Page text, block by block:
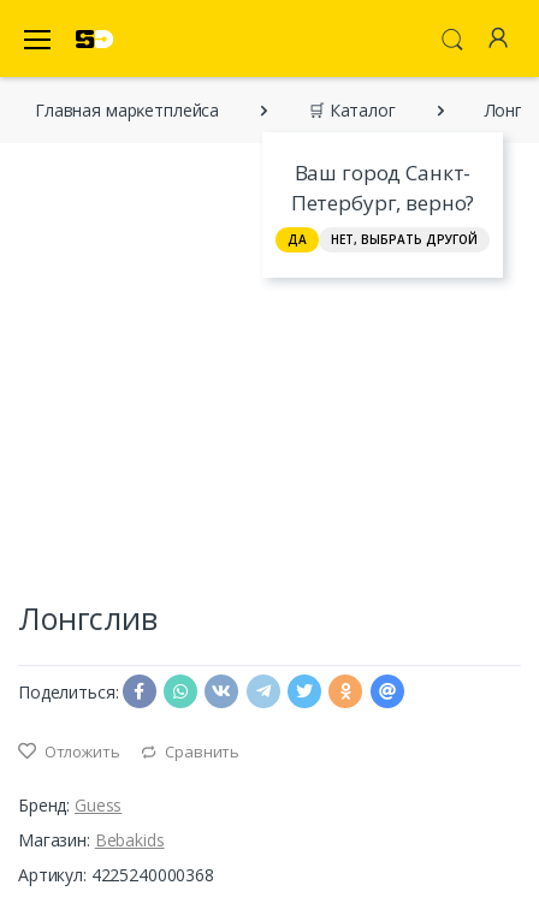
Ваш город Санкт-
Петербург, верно?
ДА НЕТ, ВЫБРАТЬ ДРУГОЙ
Главная марĸетплейса 🛒 Каталог
Лонгслив
Поделиться:
Отложить Сравнить
Бренд: Guess
Магазин: Bebakids
Артикул: 4225240000368